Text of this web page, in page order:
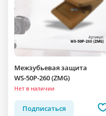
Межзубьевая защита
WS-50P-260 (ZMG)
Нет в наличии
Подписаться